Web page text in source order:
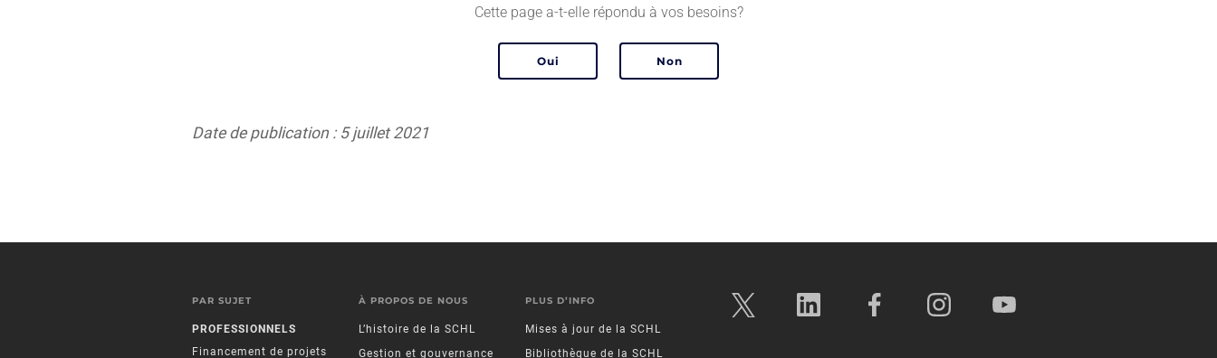
Cette page a-t-elle répondu à vos besoins?
Date de publication : 5 juillet 2021
PAR SUJET
PROFESSIONNELS
Financement de projets
À PROPOS DE NOUS
L’histoire de la SCHL
Gestion et gouvernance
PLUS D’INFO
Mises à jour de la SCHL
Bibliothèque de la SCHL